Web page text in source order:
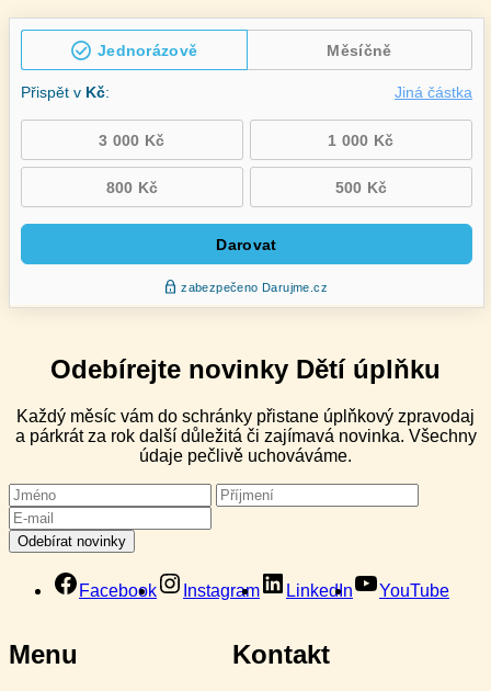
Odebírejte novinky Dětí úplňku
Každý měsíc vám do schránky přistane úplňkový zpravodaj
a párkrát za rok další důležitá či zajímavá novinka. Všechny
údaje pečlivě uchováváme.
Facebook Instagram LinkedIn YouTube
Menu Kontakt